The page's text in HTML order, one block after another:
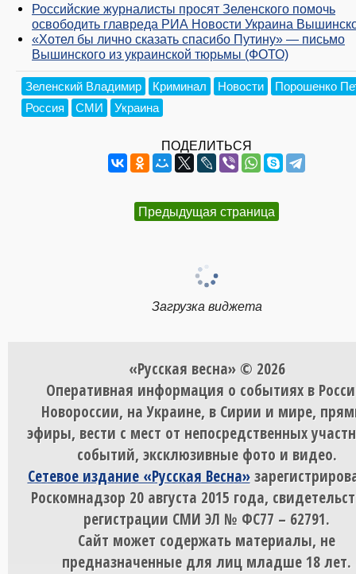
Российские журналисты просят Зеленского помочь
освободить главреда РИА Новости Украина
«Хотел бы лично сказать спасибо Путину» — письмо
Вышинского из украинской тюрьмы (ФОТО)
Зеленский Владимир Криминал Новости
Порошенко
Россия
СМИ Украина
ПОДЕЛИТЬСЯ
Предыдущая страница
Загрузка виджета
«Русская весна» © 2026
Оперативная информация о событиях в
Новороссии, на Украине, в Сирии и мире,
эфиры, вести с мест от непосредственных
событий, эксклюзивные фото и видео.
Сетевое издание «Русская Весна»
Роскомнадзор 20 августа 2015 года,
регистрации СМИ ЭЛ № ФС77 – 62791.
Сайт может содержать материалы, не
предназначенные для лиц младше 18 лет.